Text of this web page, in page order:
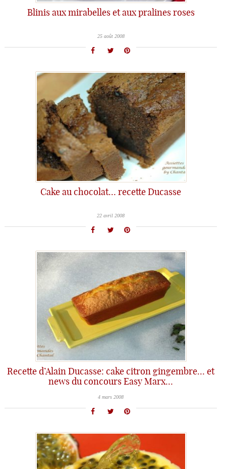
Blinis aux mirabelles et aux pralines roses
25 août 2008
Cake au chocolat… recette Ducasse
22 avril 2008
Recette d’Alain Ducasse: cake citron gingembre… et
news du concours Easy Marx…
4 mars 2008